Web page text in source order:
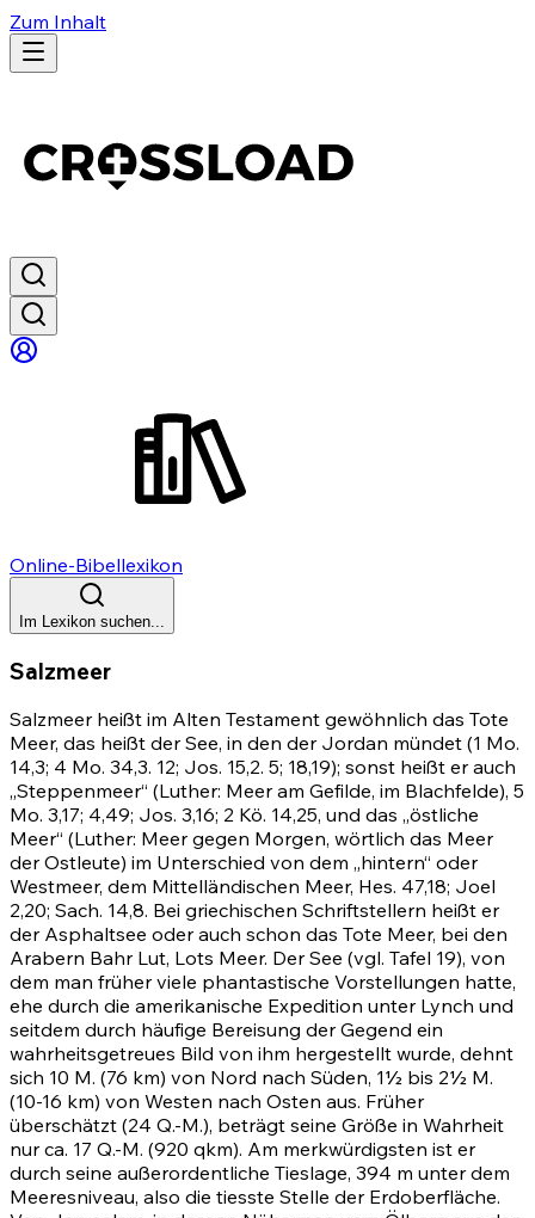
Zum Inhalt
Online-Bibellexikon
Im Lexikon suchen...
Salzmeer
Salzmeer heißt im Alten Testament gewöhnlich das Tote
Meer, das heißt der See, in den der Jordan mündet (1 Mo.
14,3; 4 Mo. 34,3. 12; Jos. 15,2. 5; 18,19); sonst heißt er auch
„Steppenmeer“ (Luther: Meer am Gefilde, im Blachfelde), 5
Mo. 3,17; 4,49; Jos. 3,16; 2 Kö. 14,25, und das „östliche
Meer“ (Luther: Meer gegen Morgen, wörtlich das Meer
der Ostleute) im Unterschied von dem „hintern“ oder
Westmeer, dem Mittelländischen Meer, Hes. 47,18; Joel
2,20; Sach. 14,8. Bei griechischen Schriftstellern heißt er
der Asphaltsee oder auch schon das Tote Meer, bei den
Arabern Bahr Lut, Lots Meer. Der See (vgl. Tafel 19), von
dem man früher viele phantastische Vorstellungen hatte,
ehe durch die amerikanische Expedition unter Lynch und
seitdem durch häufige Bereisung der Gegend ein
wahrheitsgetreues Bild von ihm hergestellt wurde, dehnt
sich 10 M. (76 km) von Nord nach Süden, 1½ bis 2½ M.
(10-16 km) von Westen nach Osten aus. Früher
überschätzt (24 Q.-M.), beträgt seine Größe in Wahrheit
nur ca. 17 Q.-M. (920 qkm). Am merkwürdigsten ist er
durch seine außerordentliche Tieslage, 394 m unter dem
Meeresniveau, also die tiesste Stelle der Erdoberfläche.